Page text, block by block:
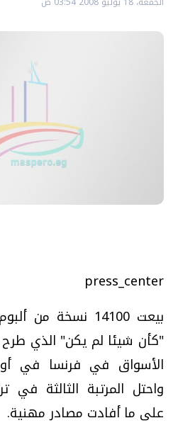
press_center
بيعت 14100 نسخة
الأسواق في فرنسا في
واحتل المرتبة الثالثة في
على ما أفادت مصادر مهنية.